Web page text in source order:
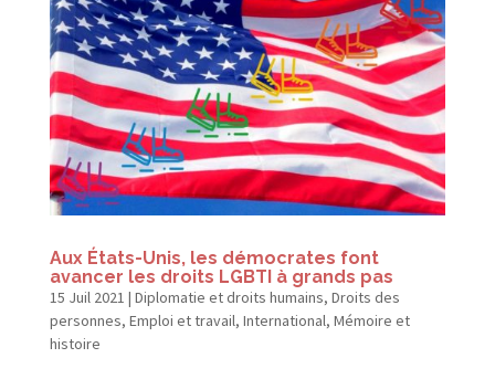
Aux États-​Unis, les démocrates font
avancer les droits LGBTI à grands pas
15 Juil 2021 | Diplomatie et droits humains, Droits des
personnes, Emploi et travail, International, Mémoire et
histoire